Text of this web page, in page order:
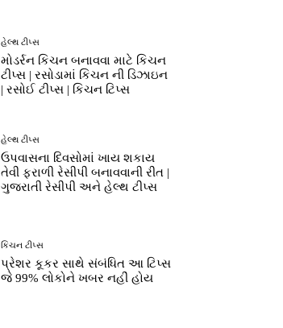
હેલ્થ ટીપ્સ
મોડર્રન કિચન બનાવવા માટે કિચન
ટીપ્સ | રસોડામાં કિચન ની ડિઝાઇન
| રસોઈ ટીપ્સ | કિચન ટિપ્સ
હેલ્થ ટીપ્સ
ઉપવાસના દિવસોમાં ખાય શકાય
તેવી ફરાળી રેસીપી બનાવવાની રીત |
ગુજરાતી રેસીપી અને હેલ્થ ટીપ્સ
કિચન ટીપ્સ
પ્રેશર કૂકર સાથે સંબંધિત આ ટિપ્સ
જે 99% લોકોને ખબર નહીં હોય